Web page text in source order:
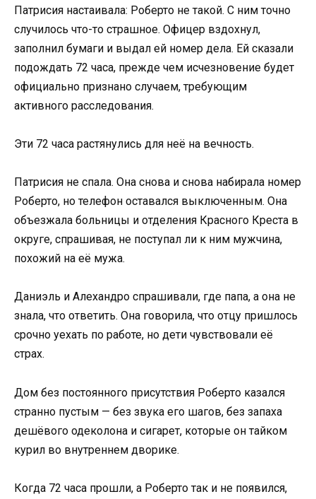
Патрисия настаивала: Роберто не такой. С ним точно
случилось что-то страшное. Офицер вздохнул,
заполнил бумаги и выдал ей номер дела. Ей сказали
подождать 72 часа, прежде чем исчезновение будет
официально признано случаем, требующим
активного расследования.
Эти 72 часа растянулись для неё на вечность.
Патрисия не спала. Она снова и снова набирала номер
Роберто, но телефон оставался выключенным. Она
объезжала больницы и отделения Красного Креста в
округе, спрашивая, не поступал ли к ним мужчина,
похожий на её мужа.
Даниэль и Алехандро спрашивали, где папа, а она не
знала, что ответить. Она говорила, что отцу пришлось
срочно уехать по работе, но дети чувствовали её
страх.
Дом без постоянного присутствия Роберто казался
странно пустым — без звука его шагов, без запаха
дешёвого одеколона и сигарет, которые он тайком
курил во внутреннем дворике.
Когда 72 часа прошли, а Роберто так и не появился,